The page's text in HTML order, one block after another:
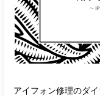
アイフォン修理のダ